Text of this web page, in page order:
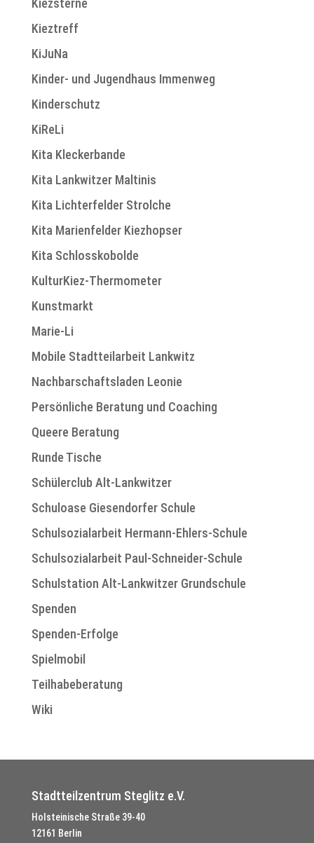
Kiezsterne
Kieztreff
KiJuNa
Kinder- und Jugendhaus Immenweg
Kinderschutz
KiReLi
Kita Kleckerbande
Kita Lankwitzer Maltinis
Kita Lichterfelder Strolche
Kita Marienfelder Kiezhopser
Kita Schlosskobolde
KulturKiez-Thermometer
Kunstmarkt
Marie-Li
Mobile Stadtteilarbeit Lankwitz
Nachbarschaftsladen Leonie
Persönliche Beratung und Coaching
Queere Beratung
Runde Tische
Schülerclub Alt-Lankwitzer
Schuloase Giesendorfer Schule
Schulsozialarbeit Hermann-Ehlers-Schule
Schulsozialarbeit Paul-Schneider-Schule
Schulstation Alt-Lankwitzer Grundschule
Spenden
Spenden-Erfolge
Spielmobil
Teilhabeberatung
Wiki
Stadtteilzentrum Steglitz e.V.
Holsteinische Straße 39-40
12161 Berlin